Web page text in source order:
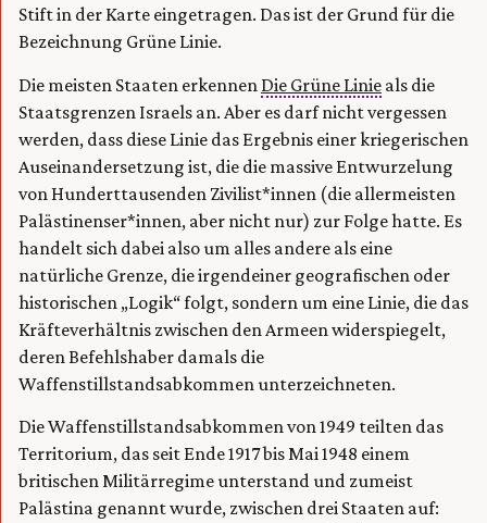
Stift in der Karte eingetragen. Das ist der Grund für die
Bezeichnung Grüne Linie.
Die meisten Staaten erkennen Die Grüne Linie als die
Staatsgrenzen Israels an. Aber es darf nicht vergessen
werden, dass diese Linie das Ergebnis einer kriegerischen
Auseinandersetzung ist, die die massive Entwurzelung
von Hunderttausenden Zivilist*innen (die allermeisten
Palästinenser*innen, aber nicht nur) zur Folge hatte. Es
handelt sich dabei also um alles andere als eine
natürliche Grenze, die irgendeiner geografischen oder
historischen „Logik“ folgt, sondern um eine Linie, die das
Kräfteverhältnis zwischen den Armeen widerspiegelt,
deren Befehlshaber damals die
Waffenstillstandsabkommen unterzeichneten.
Die Waffenstillstandsabkommen von 1949 teilten das
Territorium, das seit Ende 1917 bis Mai 1948 einem
britischen Militärregime unterstand und zumeist
Palästina genannt wurde, zwischen drei Staaten auf: